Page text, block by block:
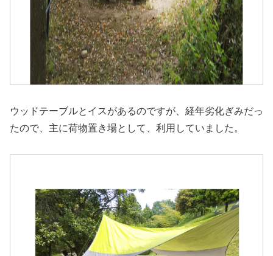
ウッドテーブルとイスがあるのですが、経年劣化ぎみだっ
たので、主に荷物置き場として、利用していました。